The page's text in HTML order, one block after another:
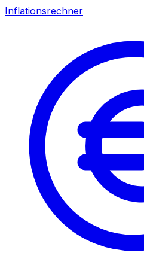
Inflationsrechner